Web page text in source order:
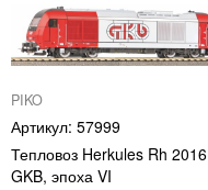
PIKO
57999
Тепловоз Herkules Rh 2016
GKB, эпоха VI